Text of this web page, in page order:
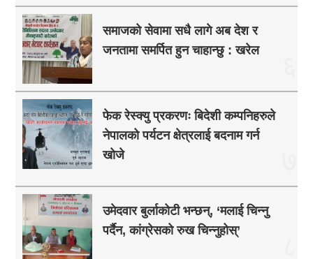
समाजको सेवामा सधै लागे अब देश र
जनतामा समर्पित हुन चाहान्छु : खरेल
फेक रेस्क्यु प्रकरणः बिदेशी कम्पनिहरुले
नेपालको पर्यटन क्षेत्रलाई बदनाम गर्न
खोजे
उमेदवार बुर्लाकोटी भन्छन्, ‘मलाई चिन्नु
पर्दैन, कांग्रेसको रुख चिन्नुहोस्’